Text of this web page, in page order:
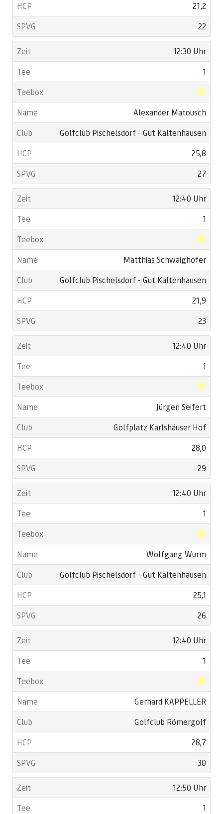
21,2
22
12:30 Uhr
1
Alexander Matousch
Golfclub Pischelsdorf - Gut Kaltenhausen
25,8
27
12:40 Uhr
1
Matthias Schwaighofer
Golfclub Pischelsdorf - Gut Kaltenhausen
21,9
23
12:40 Uhr
1
Jürgen Seifert
Golfplatz Karlshäuser Hof
28,0
29
12:40 Uhr
1
Wolfgang Wurm
Golfclub Pischelsdorf - Gut Kaltenhausen
25,1
26
12:40 Uhr
1
Gerhard KAPPELLER
Golfclub Römergolf
28,7
30
12:50 Uhr
1